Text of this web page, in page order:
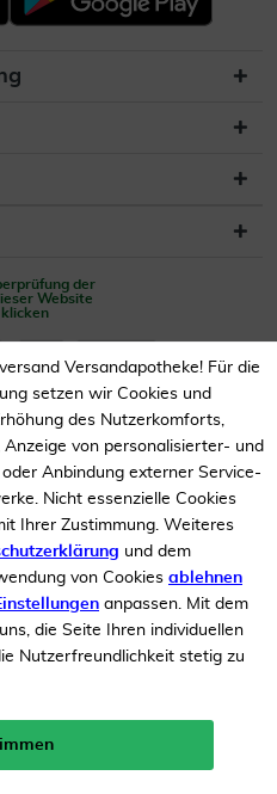
ab 49€!
der
Website
klicken
Versandapotheke! Für die
setzen wir Cookies und
des Nutzerkomforts,
von personalisierter- und
Anbindung externer Service-
Nicht essenzielle Cookies
Ihrer Zustimmung. Weiteres
und dem
von Cookies ablehnen
anpassen. Mit dem
die Seite Ihren individuellen
Nutzerfreundlichkeit stetig zu